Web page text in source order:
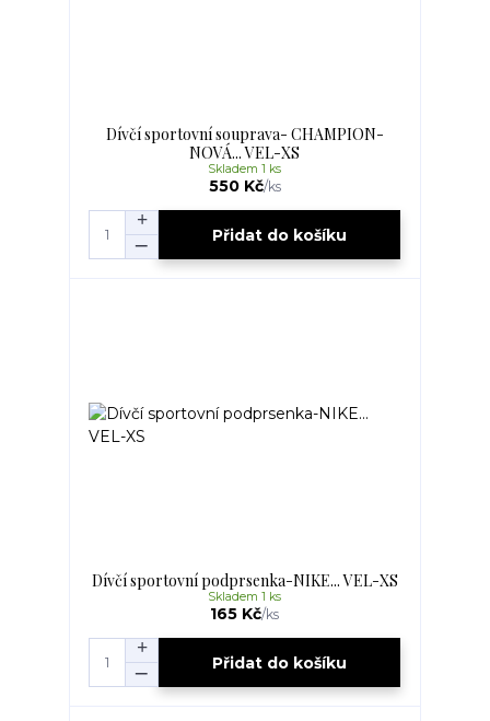
Dívčí sportovní souprava- CHAMPION-
NOVÁ... VEL-XS
550 Kč/ks
Skladem 1 ks
Přidat do košíku
Dívčí sportovní podprsenka-NIKE... VEL-XS
165 Kč/ks
Skladem 1 ks
Přidat do košíku